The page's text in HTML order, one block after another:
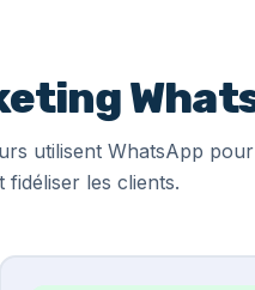
utilisent WhatsApp
fidéliser les clients.